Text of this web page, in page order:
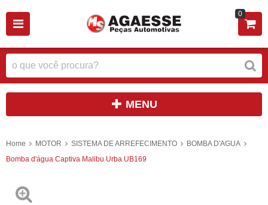
0
MENU
Home MOTOR SISTEMA DE ARREFECIMENTO
BOMBA D'AGUA
Bomba d'água Captiva Malibu Urba UB169